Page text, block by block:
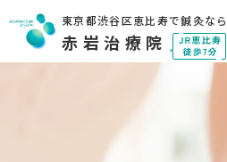
東京都渋谷区恵比寿で鍼灸なら
赤岩治療院